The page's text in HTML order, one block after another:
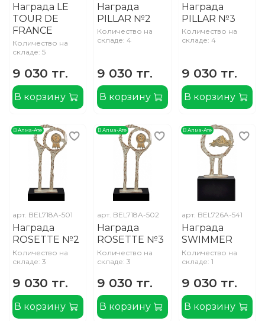
Награда LE
TOUR DE
FRANCE
Количество на
складе: 5
9 030 тг.
В корзину
Награда
PILLAR №2
Количество на
складе: 4
9 030 тг.
В корзину
Награда
PILLAR №3
Количество на
складе: 4
9 030 тг.
В корзину
В Алма-Ате
арт. BEL718A-501
Награда
ROSETTE №2
Количество на
складе: 3
9 030 тг.
В корзину
В Алма-Ате
арт. BEL718A-502
Награда
ROSETTE №3
Количество на
складе: 3
9 030 тг.
В корзину
В Алма-Ате
арт. BEL726A-541
Награда
SWIMMER
Количество на
складе: 1
9 030 тг.
В корзину